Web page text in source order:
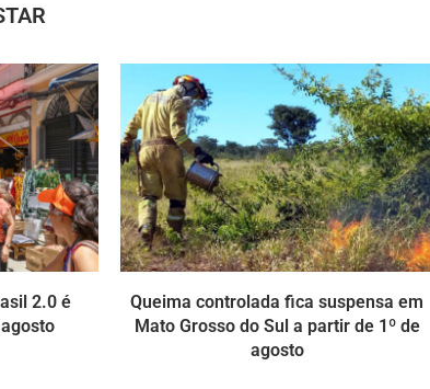
2.0 é
Queima controlada fica suspensa em
Mato Grosso do Sul a partir de 1º de
agosto